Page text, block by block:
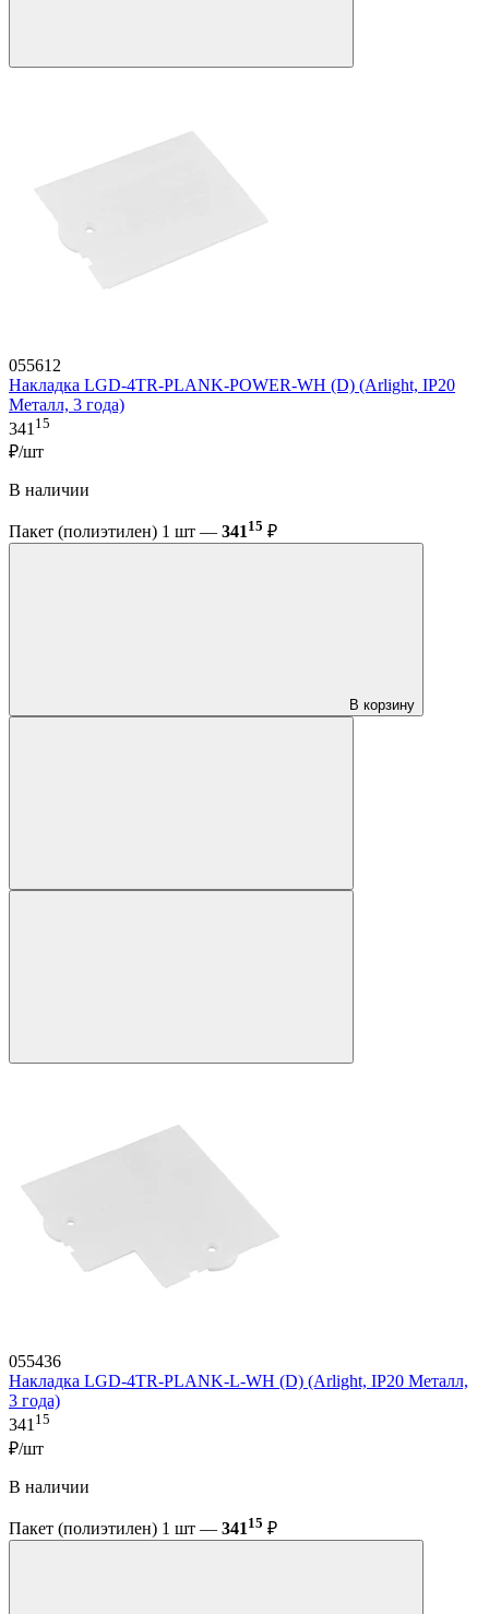
055612
Накладка LGD-4TR-PLANK-POWER-WH (D) (Arlight, IP20
Металл, 3 года)
341 15
₽/шт
В наличии
Пакет (полиэтилен) 1 шт — 341 15 ₽
В корзину
055436
Накладка LGD-4TR-PLANK-L-WH (D) (Arlight, IP20 Металл,
3 года)
34115
₽/шт
В наличии
Пакет (полиэтилен) 1 шт — 341 15 ₽